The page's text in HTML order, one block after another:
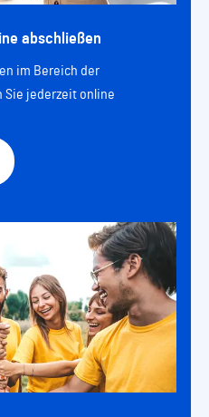
abschließen
im Bereich der
Sie jederzeit online